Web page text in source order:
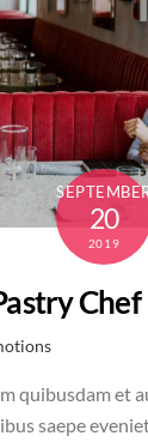
SEPTEMBER
20
2019
Chef
quibusdam et
saepe